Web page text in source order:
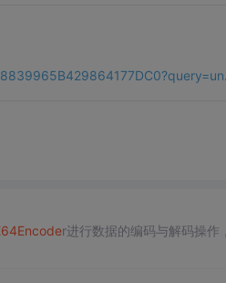
Encoder进行数据的编码与解码操作